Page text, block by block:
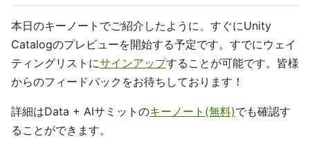
本日のキーノートでご紹介したように、すぐにUnity
Catalogのプレビューを開始する予定です。すでにウェイ
ティングリストにサインアップすることが可能です。皆様
からのフィードバックをお待ちしております！
詳細はData + AIサミットのキーノート(無料)でも確認す
ることができます。